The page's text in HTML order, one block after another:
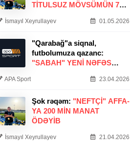
TITULSUZ MÖVSÜMÜN 7
İsmayıl Xeyrullayev 01.05.2026
"Qarabağ"a siqnal,
futbolumuza qazanc:
"SABAH" YENI NƏFƏS
APA Sport 23.04.2026
Şok rəqəm: "NEFTÇI" AFFA-
YA 200 MIN MANAT
ÖDƏYIB
İsmayıl Xeyrullayev 21.04.2026